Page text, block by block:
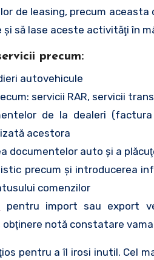
de leasing, precum aceasta
şi să lase aceste activităţi în
precum:
autovehicule
servicii RAR, servicii
de la dealeri
acestora
documentelor auto şi a
precum şi introducerea
comenzilor
pentru import sau export
obţinere notă constatare
pentru a îl irosi inutil. Cel